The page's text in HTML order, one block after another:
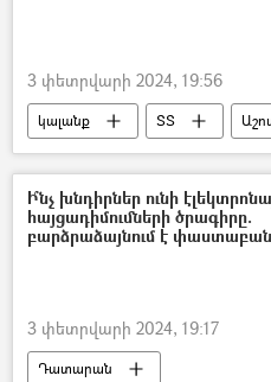
3 փետրվարի 2024, 19:56
կալանք ՏՏ
Ի՞նչ խնդիրներ ունի
հայցադիմումների ծրագիրը.
բարձրաձայնում է
3 փետրվարի 2024, 19:17
Դատարան